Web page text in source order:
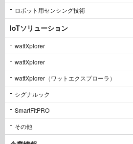
ロボット用センシング技術
IoTソリューション
wattXplorer
wattXplorer
wattXplorer（ワットエクスプローラ）
シグナルック
SmartFitPRO
その他